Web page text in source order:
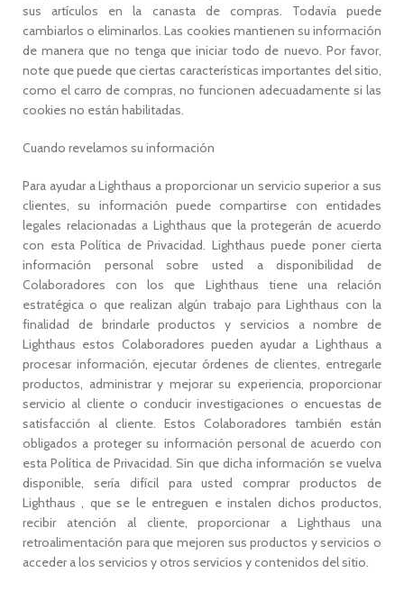
sus artículos en la canasta de compras. Todavía puede
cambiarlos o eliminarlos. Las cookies mantienen su información
de manera que no tenga que iniciar todo de nuevo. Por favor,
note que puede que ciertas características importantes del sitio,
como el carro de compras, no funcionen adecuadamente si las
cookies no están habilitadas.
Cuando revelamos su información
Para ayudar a Lighthaus a proporcionar un servicio superior a sus
clientes, su información puede compartirse con entidades
legales relacionadas a Lighthaus que la protegerán de acuerdo
con esta Política de Privacidad. Lighthaus puede poner cierta
información personal sobre usted a disponibilidad de
Colaboradores con los que Lighthaus tiene una relación
estratégica o que realizan algún trabajo para Lighthaus con la
finalidad de brindarle productos y servicios a nombre de
Lighthaus estos Colaboradores pueden ayudar a Lighthaus a
procesar información, ejecutar órdenes de clientes, entregarle
productos, administrar y mejorar su experiencia, proporcionar
servicio al cliente o conducir investigaciones o encuestas de
satisfacción al cliente. Estos Colaboradores también están
obligados a proteger su información personal de acuerdo con
esta Política de Privacidad. Sin que dicha información se vuelva
disponible, sería difícil para usted comprar productos de
Lighthaus , que se le entreguen e instalen dichos productos,
recibir atención al cliente, proporcionar a Lighthaus una
retroalimentación para que mejoren sus productos y servicios o
acceder a los servicios y otros servicios y contenidos del sitio.